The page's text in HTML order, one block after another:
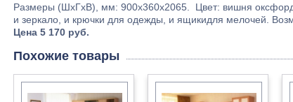
Размеры (ШхГхВ), мм: 900x360х2065. Цвет: вишня
и зеркало, и крючки для одежды, и ящикидля мелочей.
Цена 5 170 руб.
Похожие товары